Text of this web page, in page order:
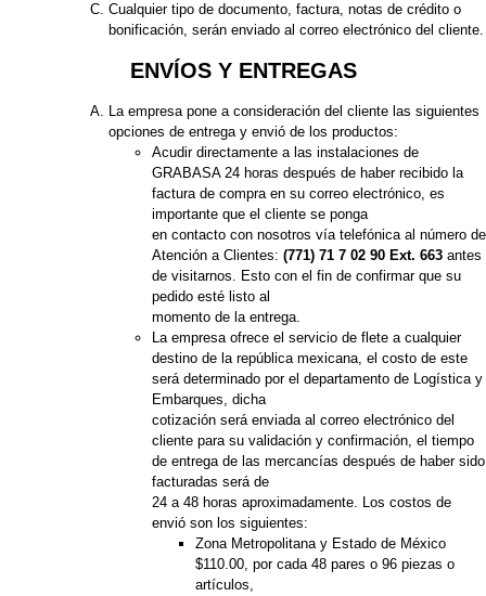
Cualquier tipo de documento, factura, notas de crédito o
bonificación, serán enviado al correo electrónico del cliente.
ENVÍOS Y ENTREGAS
La empresa pone a consideración del cliente las siguientes
opciones de entrega y envió de los productos:
Acudir directamente a las instalaciones de
GRABASA 24 horas después de haber recibido la
factura de compra en su correo electrónico, es
importante que el cliente se ponga
en contacto con nosotros vía telefónica al número de
Atención a Clientes: (771) 71 7 02 90 Ext. 663 antes
de visitarnos. Esto con el fin de confirmar que su
pedido esté listo al
momento de la entrega.
La empresa ofrece el servicio de flete a cualquier
destino de la república mexicana, el costo de este
será determinado por el departamento de Logística y
Embarques, dicha
cotización será enviada al correo electrónico del
cliente para su validación y confirmación, el tiempo
de entrega de las mercancías después de haber sido
facturadas será de
24 a 48 horas aproximadamente. Los costos de
envió son los siguientes:
Zona Metropolitana y Estado de México
$110.00, por cada 48 pares o 96 piezas o
artículos,